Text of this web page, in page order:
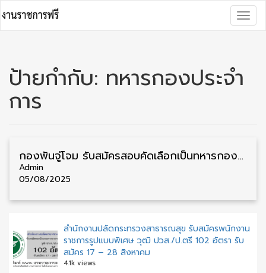
to
content
ป้ายกำกับ: ทหารกองประจำ
การ
กองพันจู่โจม รับสมัครสอบคัดเลือกเป็นทหารกองประจำการ 72 อัตรา รับสมัคร 15 สิงหาคม – 30 กันยายน
Admin
05/08/2025
สำนักงานปลัดกระทรวงสาธารณสุข รับสมัครพนักงาน
ราชการรูปแบบพิเศษ วุฒิ ปวส./ป.ตรี 102 อัตรา รับ
สมัคร 17 – 28 สิงหาคม
4.1k views